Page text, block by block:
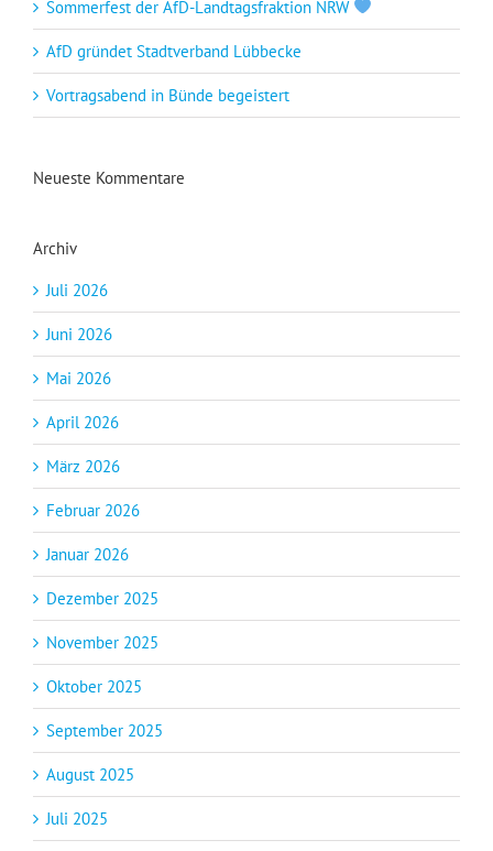
Sommerfest der AfD-Landtagsfraktion NRW
AfD gründet Stadtverband Lübbecke
Vortragsabend in Bünde begeistert
Neueste Kommentare
Archiv
Juli 2026
Juni 2026
Mai 2026
April 2026
März 2026
Februar 2026
Januar 2026
Dezember 2025
November 2025
Oktober 2025
September 2025
August 2025
Juli 2025